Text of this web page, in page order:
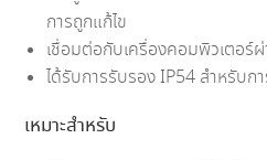
การถูกแก้ไข
เชื่อมต่อกับเครื่องคอมพิวเตอร์
ได้รับการรับรอง IP54 สำหรับก
เหมาะสำหรับ